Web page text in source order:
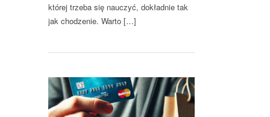
której trzeba się nauczyć, dokładnie tak
jak chodzenie. Warto […]